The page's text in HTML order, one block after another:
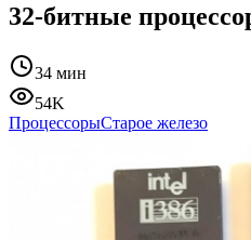
32-битные
34 мин
54K
ПроцессорыСтарое железо